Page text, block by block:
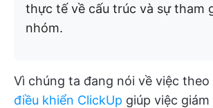
thực tế về cấu trúc và sự tham
nhóm.
Vì chúng ta đang nói về việc theo
điều khiển ClickUp giúp việc